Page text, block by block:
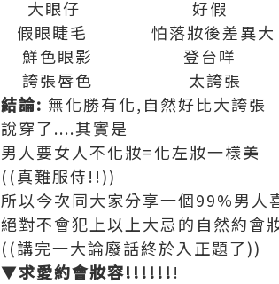
大眼仔 好假
假眼睫毛 怕落妝後差異大
鮮色眼影 登台咩
誇張唇色 太誇張
結論: 無化勝有化,自然好比大誇張
說穿了....其實是
男人要女人不化妝=化左妝一樣美
((真難服侍!!))
所以今次同大家分享一個99%男人
絕對不會犯上以上大忌的自然約會
((講完一大論廢話終於入正題了))
▼求愛約會妝容!!!!!!!